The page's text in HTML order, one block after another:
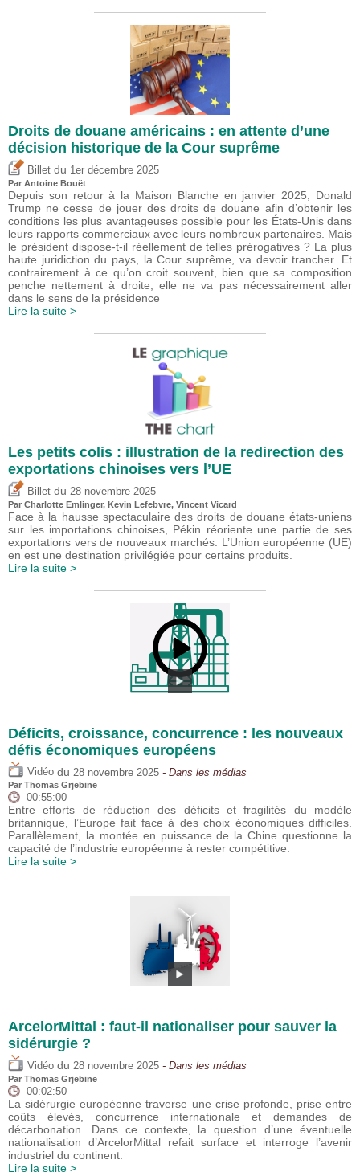
Droits de douane américains : en attente d’une
décision historique de la Cour suprême
Billet du 1er décembre 2025
Par Antoine Bouët
Depuis son retour à la Maison Blanche en janvier 2025, Donald
Trump ne cesse de jouer des droits de douane afin d’obtenir les
conditions les plus avantageuses possible pour les États-Unis dans
leurs rapports commerciaux avec leurs nombreux partenaires. Mais
le président dispose-t-il réellement de telles prérogatives ? La plus
haute juridiction du pays, la Cour suprême, va devoir trancher. Et
contrairement à ce qu’on croit souvent, bien que sa composition
penche nettement à droite, elle ne va pas nécessairement aller
dans le sens de la présidence
Lire la suite >
Les petits colis : illustration de la redirection des
exportations chinoises vers l’UE
Billet du 28 novembre 2025
Par Charlotte Emlinger, Kevin Lefebvre, Vincent Vicard
Face à la hausse spectaculaire des droits de douane états-uniens
sur les importations chinoises, Pékin réoriente une partie de ses
exportations vers de nouveaux marchés. L’Union européenne (UE)
en est une destination privilégiée pour certains produits.
Lire la suite >
Déficits, croissance, concurrence : les nouveaux
défis économiques européens
Vidéo du 28 novembre 2025 - Dans les médias
Par Thomas Grjebine
00:55:00
Entre efforts de réduction des déficits et fragilités du modèle
britannique, l’Europe fait face à des choix économiques difficiles.
Parallèlement, la montée en puissance de la Chine questionne la
capacité de l’industrie européenne à rester compétitive.
Lire la suite >
ArcelorMittal : faut-il nationaliser pour sauver la
sidérurgie ?
Vidéo du 28 novembre 2025 - Dans les médias
Par Thomas Grjebine
00:02:50
La sidérurgie européenne traverse une crise profonde, prise entre
coûts élevés, concurrence internationale et demandes de
décarbonation. Dans ce contexte, la question d’une éventuelle
nationalisation d’ArcelorMittal refait surface et interroge l’avenir
industriel du continent.
Lire la suite >